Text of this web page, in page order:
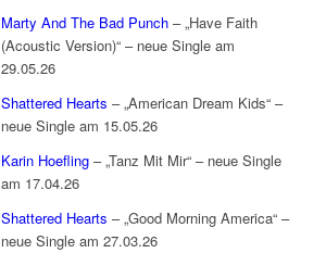
Marty And The Bad Punch – „Have Faith
(Acoustic Version)“ – neue Single am
29.05.26
Shattered Hearts – „American Dream Kids“ –
neue Single am 15.05.26
Karin Hoefling – „Tanz Mit Mir“ – neue Single
am 17.04.26
Shattered Hearts – „Good Morning America“ –
neue Single am 27.03.26